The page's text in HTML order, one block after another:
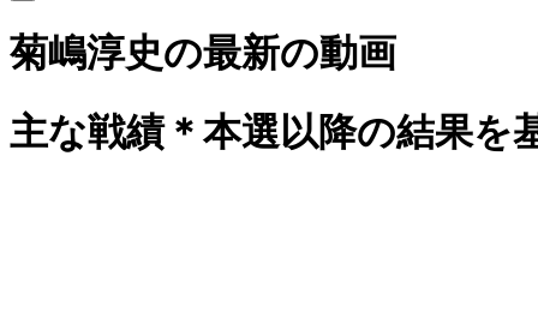
菊嶋淳史の最新の動画
主な戦績＊本選以降の結果を